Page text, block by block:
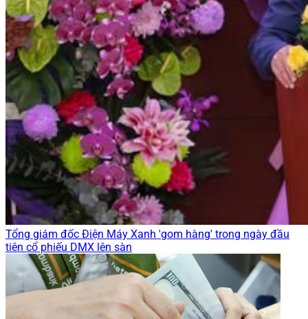
Tổng giám đốc Điện Máy Xanh 'gom hàng' trong ngày đầu
tiên cổ phiếu DMX lên sàn